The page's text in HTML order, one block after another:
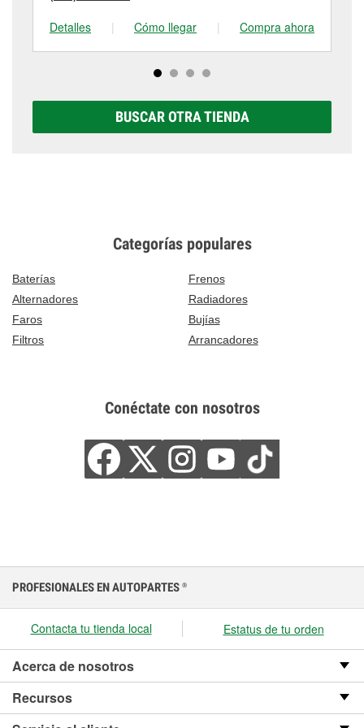
Detalles
| Cómo llegar | Compra ahora
BUSCAR OTRA TIENDA
Categorías populares
Baterías
Frenos
Alternadores
Radiadores
Faros
Bujías
Filtros
Arrancadores
Conéctate con nosotros
PROFESIONALES EN AUTOPARTES ®
Contacta tu tienda local Estatus de tu orden
Acerca de nosotros
Recursos